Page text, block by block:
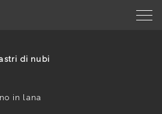
di nubi
in lana